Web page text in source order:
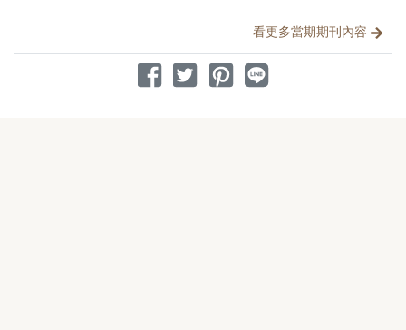
看更多當期期刊內容
分享文章
分享到 Facebook
分享到 Twitter
分享到 Pinterest
分享到 Line